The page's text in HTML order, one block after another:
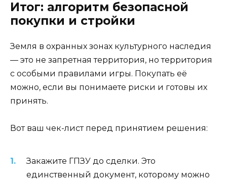
Итог: алгоритм безопасной
покупки и стройки
Земля в охранных зонах культурного наследия
— это не запретная территория, но территория
с особыми правилами игры. Покупать её
можно, если вы понимаете риски и готовы их
принять.
Вот ваш чек-лист перед принятием решения:
Закажите ГПЗУ до сделки. Это
единственный документ, которому можно